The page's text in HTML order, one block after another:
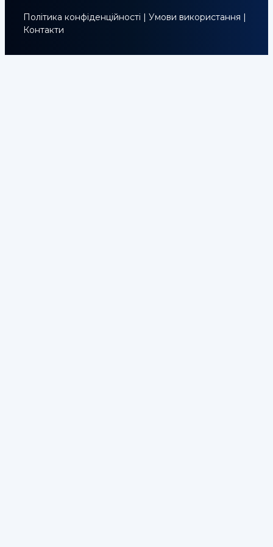
Політика конфіденційності | Умови використання |
Контакти